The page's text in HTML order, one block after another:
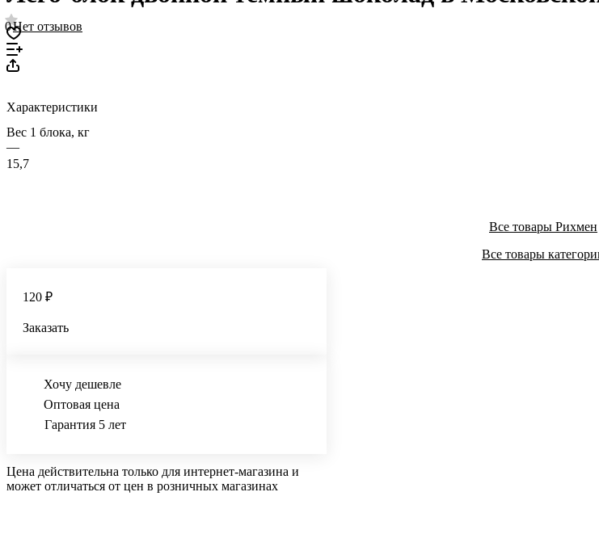
0Нет отзывов
Характеристики
Вес 1 блока, кг
—
15,7
Все товары Рихмен
Все товары
120 ₽
Заказать
Хочу дешевле
Оптовая цена
Гарантия 5 лет
Цена действительна только для интернет-магазина и
может отличаться от цен в розничных магазинах